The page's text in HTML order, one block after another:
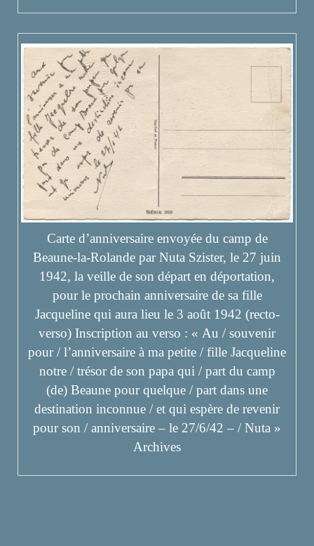
Carte d’anniversaire envoyée du camp de
Beaune-la-Rolande par Nuta Szister, le 27 juin
1942, la veille de son départ en déportation,
pour le prochain anniversaire de sa fille
Jacqueline qui aura lieu le 3 août 1942 (recto-
verso) Inscription au verso : « Au / souvenir
pour / l’anniversaire à ma petite / fille Jacqueline
notre / trésor de son papa qui / part du camp
(de) Beaune pour quelque / part dans une
destination inconnue / et qui espère de revenir
pour son / anniversaire – le 27/6/42 – / Nuta »
Archives